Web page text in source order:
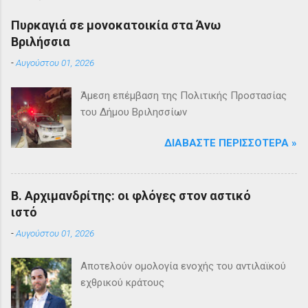
Πυρκαγιά σε μονοκατοικία στα Άνω
Βριλήσσια
-Αυγούστου 01, 2026
Άμεση επέμβαση της Πολιτικής Προστασίας
του Δήμου Βριλησσίων
ΔΙΑΒΆΣΤΕ ΠΕΡΙΣΣΌΤΕΡΑ »
Β. Αρχιμανδρίτης: οι φλόγες στον αστικό
ιστό
-Αυγούστου 01, 2026
Αποτελούν ομολογία ενοχής του αντιλαϊκού
εχθρικού κράτους